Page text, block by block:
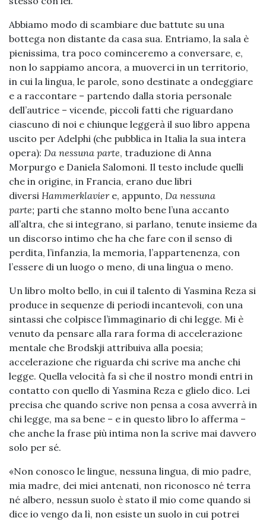
Abbiamo modo di scambiare due battute su una
bottega non distante da casa sua. Entriamo, la sala è
pienissima, tra poco cominceremo a conversare, e,
non lo sappiamo ancora, a muoverci in un territorio,
in cui la lingua, le parole, sono destinate a ondeggiare
e a raccontare – partendo dalla storia personale
dell’autrice – vicende, piccoli fatti che riguardano
ciascuno di noi e chiunque leggerà il suo libro appena
uscito per Adelphi (che pubblica in Italia la sua intera
opera): Da nessuna parte, traduzione di Anna
Morpurgo e Daniela Salomoni. Il testo include quelli
che in origine, in Francia, erano due libri
diversi Hammerklaviere, appunto, Da nessuna
parte; parti che stanno molto bene l’una accanto
all’altra, che si integrano, si parlano, tenute insieme da
un discorso intimo che ha che fare con il senso di
perdita, l’infanzia, la memoria, l’appartenenza, con
l’essere di un luogo o meno, di una lingua o meno.
Un libro molto bello, in cui il talento di Yasmina Reza si
produce in sequenze di periodi incantevoli, con una
sintassi che colpisce l’immaginario di chi legge. Mi è
venuto da pensare alla rara forma di accelerazione
mentale che Brodskji attribuiva alla poesia;
accelerazione che riguarda chi scrive ma anche chi
legge. Quella velocità fa sì che il nostro mondi entri in
contatto con quello di Yasmina Reza e glielo dico. Lei
precisa che quando scrive non pensa a cosa avverrà in
chi legge, ma sa bene – e in questo libro lo afferma –
che anche la frase più intima non la scrive mai davvero
solo per sé.
«Non conosco le lingue, nessuna lingua, di mio padre,
mia madre, dei miei antenati, non riconosco né terra
né albero, nessun suolo è stato il mio come quando si
dice io vengo da lì, non esiste un suolo in cui potrei